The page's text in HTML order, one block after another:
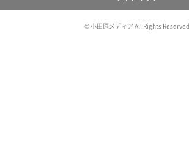
© 小田原メディア All Rights Reserved